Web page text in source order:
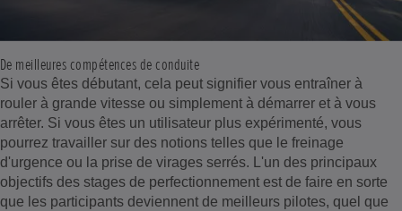
De meilleures compétences de conduite
Si vous êtes débutant, cela peut signifier vous entraîner à
rouler à grande vitesse ou simplement à démarrer et à vous
arrêter. Si vous êtes un utilisateur plus expérimenté, vous
pourrez travailler sur des notions telles que le freinage
d'urgence ou la prise de virages serrés. L'un des principaux
objectifs des stages de perfectionnement est de faire en sorte
que les participants deviennent de meilleurs pilotes, quel que